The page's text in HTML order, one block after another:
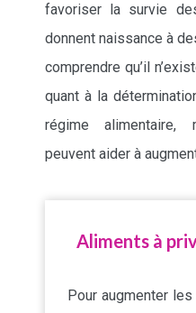
favoriser la survie
donnent naissance à
comprendre qu’il
quant à la
régime alimentaire,
peuvent aider à
Aliments à
Pour augmenter